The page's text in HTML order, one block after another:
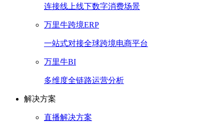
连接线上线下数字消费场景
万里牛跨境ERP
一站式对接全球跨境电商平台
万里牛BI
多维度全链路运营分析
解决方案
直播解决方案